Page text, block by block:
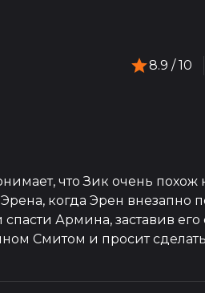
8.9 / 10
что Зик очень похож
когда Эрен внезапно
Армина, заставив его
Смитом и просит